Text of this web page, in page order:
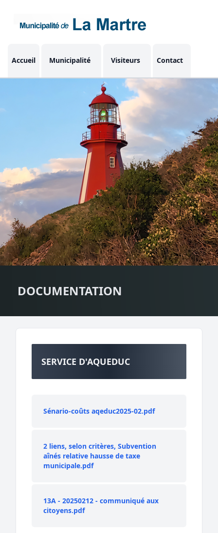
Accueil Municipalité Visiteurs Contact
DOCUMENTATION
SERVICE D'AQUEDUC
Sénario-coûts aqeduc2025-02.pdf
2 liens, selon critères, Subvention
aînés relative hausse de taxe
municipale.pdf
13A - 20250212 - communiqué aux
citoyens.pdf